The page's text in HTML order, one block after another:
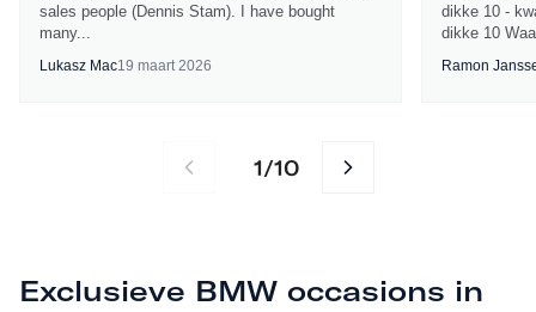
sales people (Dennis Stam). I have bought
many...
Lukasz Mac19 maart 2026
dikke 10 -
dikke 10
Ramon
1/10
Exclusieve BMW occasions in